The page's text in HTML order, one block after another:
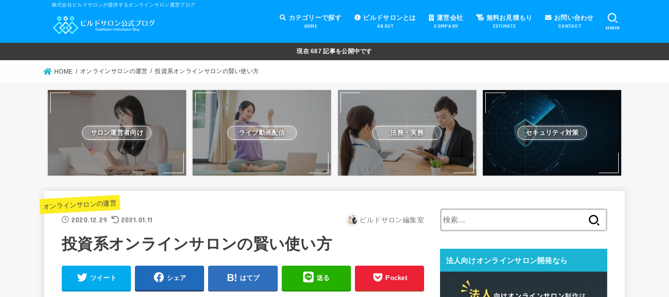
株式会社ビルドサロンが提供するオンラインサロン運営ブログ
カテゴリーで探す
HOME
オンラインサロンの運営
オンラインサロンの集客
オンラインサロンの紹介
オンラインサロンの活用
法務・実務
ライブ動画配信
動画制作・編集
セキュリティ対策
Facebook運営
会費設定
オンラインサロンの開設準備
道具・機材紹介と解説
NFT
ビルドサロンとは
ABOUT
運営会社
COMPANY
無料お見積もり
ESTIMATE
お問い合わせ
CONTACT SEARCH
現在687 記事を公開中です
HOME オンラインサロンの運営 投資系オンラインサロンの賢い使い方
サロン運営者向け ライブ動画配信 法務・実務 セキュリティ対策
オンラインサロンの運営
2020.12.29 2021.01.11 ビルドサロン編集室
投資系オンラインサロンの賢い使い方
ツイート シェア はてブ 送る Pocket
法人向けオンラインサロン開発なら